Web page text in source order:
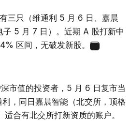
三只（维通利 5 月 6 日、嘉晨
5 月 7 日）。近期 A 股打新中
区间，无破发新股。
市值的投资者，5 月 6 日复市当
，同日嘉晨智能（北交所，顶格
合有北交所打新资质的账户。